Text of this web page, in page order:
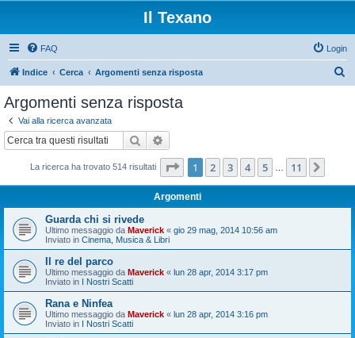
Il Texano
FAQ Login
Indice Cerca Argomenti senza risposta
Argomenti senza risposta
Vai alla ricerca avanzata
Cerca
La ricerca ha trovato 514 risultati Pagina di 11
1 2 3 4 5 11
Argomenti
Guarda chi si rivede
Ultimo messaggio da Maverick « gio 29 mag, 2014 10:56 am
Inviato in Cinema, Musica & Libri
Il re del parco
Ultimo messaggio da Maverick « lun 28 apr, 2014 3:17 pm
Inviato in I Nostri Scatti
Rana e Ninfea
Ultimo messaggio da Maverick « lun 28 apr, 2014 3:16 pm
Inviato in I Nostri Scatti